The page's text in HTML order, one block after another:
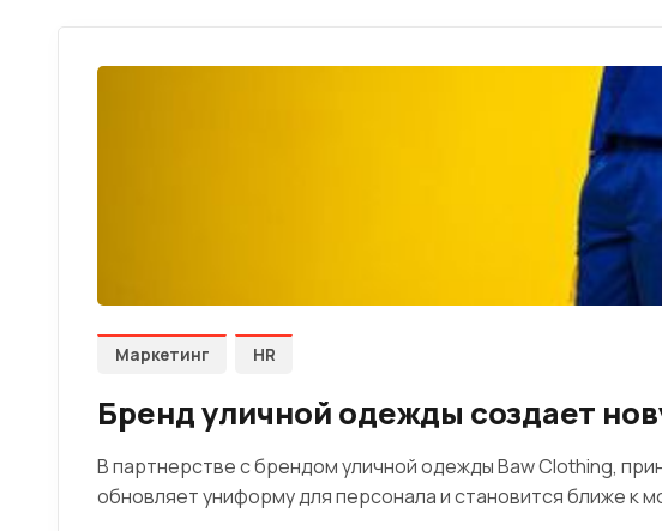
Маркетинг HR
Бренд уличной одежды создает
В партнерстве с брендом уличной одежды Baw Clothing,
обновляет униформу для персонала и становится ближе к